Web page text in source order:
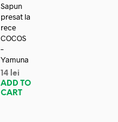
Sapun
presat la
rece
COCOS
–
Yamuna
14 lei
ADD TO
CART